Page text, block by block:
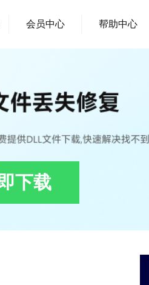
会员中心 帮助中心
下载
修